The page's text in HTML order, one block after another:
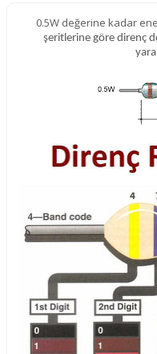
0.5W değerine kadar
şeritlerine göre direnç